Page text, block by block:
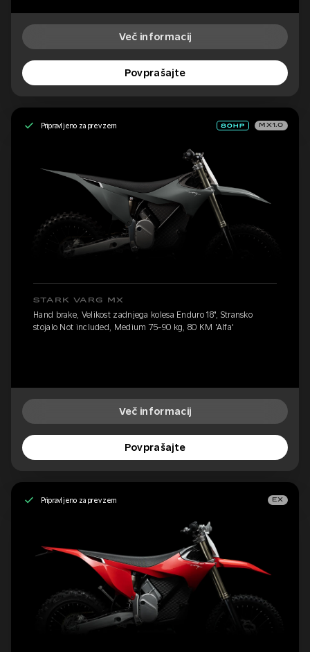
Več informacij
Povprašajte
Pripravljeno za prevzem MX1.0
STARK VARG MX
Hand brake, Velikost zadnjega kolesa Enduro 18", Stransko
stojalo Not included, Medium 75-90 kg, 80 KM 'Alfa'
Več informacij
Povprašajte
Pripravljeno za prevzem EX